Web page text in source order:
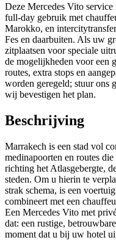
Deze Mercedes Vito
full-day gebruik met
Marokko, en
Fes en daarbuiten. Als uw
zitplaatsen voor speciale
de mogelijkheden voor een
routes, extra stops en
worden geregeld; stuur ons
wij bevestigen het plan.
Beschrijving
Marrakech is een stad vol
medinapoorten en routes
richting het Atlasgebergte,
steden. Om u hierin te
strak schema, is een
combineert met een
Een Mercedes Vito met
dat: een rustige,
moment dat u bij uw hotel